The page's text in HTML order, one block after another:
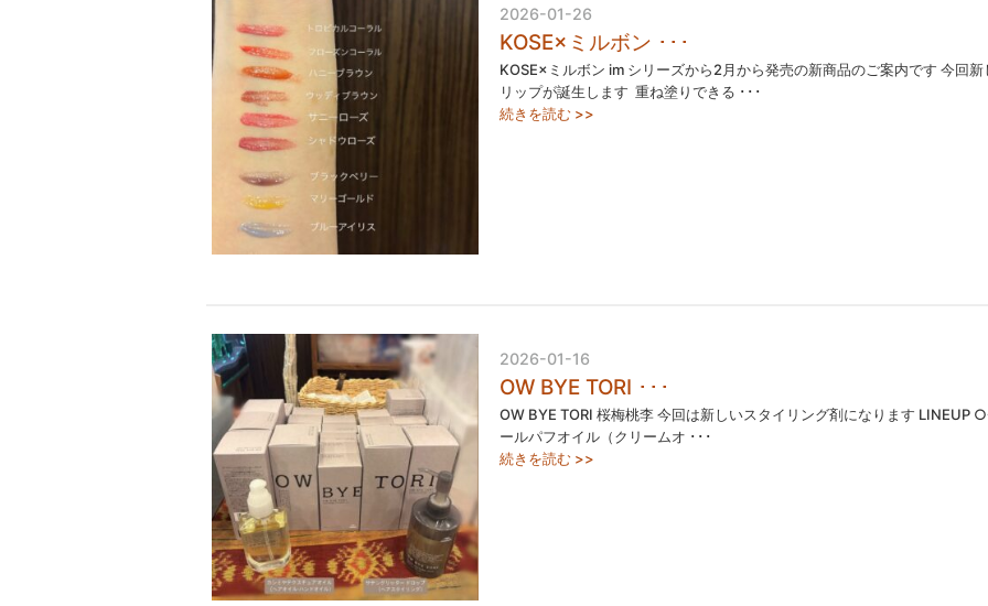
2026-01-26
KOSE×ミルボン ･･･
KOSE×ミルボン im シリーズから2月から発売の新商品のご案内です 今回新
リップが誕生します ⁡ 重ね塗りできる ･･･
続きを読む >>
2026-01-16
OW BYE TORI ･･･
OW BYE TORI 桜梅桃李 今回は新しいスタイリング剤になります LINEUP︎
ールパフオイル（クリームオ ･･･
続きを読む >>